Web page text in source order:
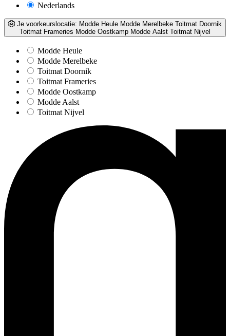
Nederlands
Je voorkeurslocatie: Modde Heule Modde Merelbeke Toitmat Doornik
Toitmat Frameries Modde Oostkamp Modde Aalst Toitmat Nijvel
Modde Heule
Modde Merelbeke
Toitmat Doornik
Toitmat Frameries
Modde Oostkamp
Modde Aalst
Toitmat Nijvel